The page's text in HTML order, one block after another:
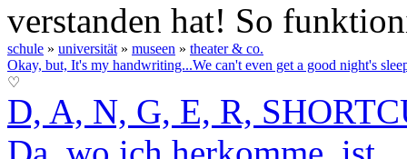
verstanden hat! So
schule » universität » museen » theater & co.
Okay, but, It's my handwriting...We can't even get a good night's
♡
D, A, N, G, E, R,